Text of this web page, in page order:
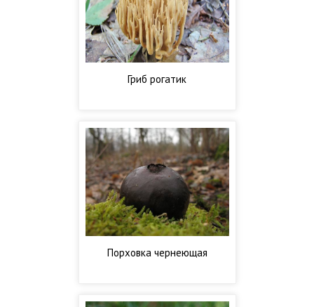
Гриб рогатик
Порховка чернеющая